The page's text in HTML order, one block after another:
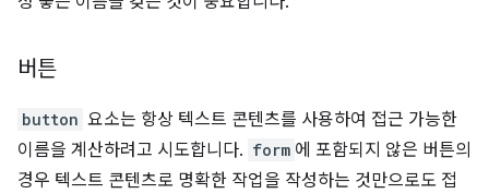
버튼
button 요소는 항상 텍스트 콘텐츠를 사용하여 접근 가능한
이름을 계산하려고 시도합니다. form 에 포함되지 않은 버튼의
경우 텍스트 콘텐츠로 명확한 작업을 작성하는 것만으로도 접